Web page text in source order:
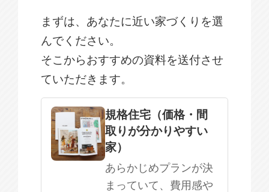
まずは、あなたに近い家づくりを選
んでください。
そこからおすすめの資料を送付させ
ていただきます。
規格住宅
注文住宅
SOWOOD
まだ何も決まっていない
規格住宅（価格・間
取りが分かりやすい
家）
あらかじめプランが決
まっていて、費用感や